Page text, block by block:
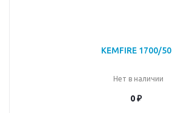
KEMFIRE 1700/50
Нет в наличии
0 ₽